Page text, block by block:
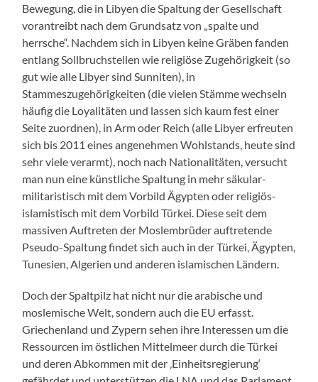
Bewegung, die in Libyen die Spaltung der Gesellschaft
vorantreibt nach dem Grundsatz von „spalte und
herrsche“. Nachdem sich in Libyen keine Gräben fanden
entlang Sollbruchstellen wie religiöse Zugehörigkeit (so
gut wie alle Libyer sind Sunniten), in
Stammeszugehörigkeiten (die vielen Stämme wechseln
häufig die Loyalitäten und lassen sich kaum fest einer
Seite zuordnen), in Arm oder Reich (alle Libyer erfreuten
sich bis 2011 eines angenehmen Wohlstands, heute sind
sehr viele verarmt), noch nach Nationalitäten, versucht
man nun eine künstliche Spaltung in mehr säkular-
militaristisch mit dem Vorbild Ägypten oder religiös-
islamistisch mit dem Vorbild Türkei. Diese seit dem
massiven Auftreten der Moslembrüder auftretende
Pseudo-Spaltung findet sich auch in der Türkei, Ägypten,
Tunesien, Algerien und anderen islamischen Ländern.
Doch der Spaltpilz hat nicht nur die arabische und
moslemische Welt, sondern auch die EU erfasst.
Griechenland und Zypern sehen ihre Interessen um die
Ressourcen im östlichen Mittelmeer durch die Türkei
und deren Abkommen mit der ‚Einheitsregierung‘